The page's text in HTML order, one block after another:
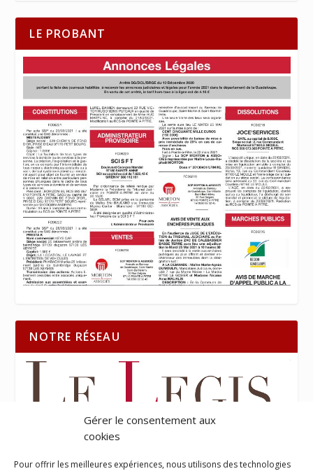
Gérer le consentement aux
cookies
Pour offrir les meilleures expériences, nous utilisons des technologies
LE PROBANT
NOTRE RÉSEAU